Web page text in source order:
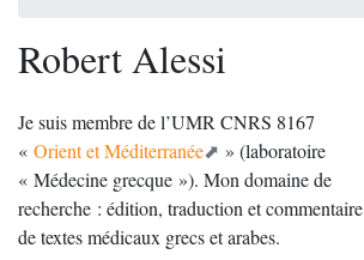
Robert Alessi
Je suis membre de l’UMR CNRS 8167
« Orient et Méditerranée
» (laboratoire
« Médecine grecque »). Mon domaine de
recherche : édition, traduction et commentaire
de textes médicaux grecs et arabes.